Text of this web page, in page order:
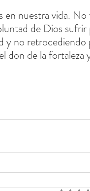
nuestra vida.
de Dios
y no
don de la fortaleza